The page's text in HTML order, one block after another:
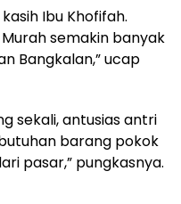
Ibu Khofifah.
semakin banyak
Bangkalan,” ucap
sekali, antusias antri
barang pokok
pasar,” pungkasnya.